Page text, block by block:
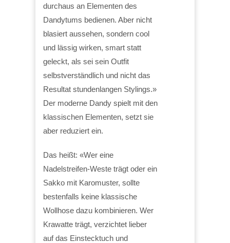
durchaus an Elementen des
Dandytums bedienen. Aber nicht
blasiert aussehen, sondern cool
und lässig wirken, smart statt
geleckt, als sei sein Outfit
selbstverständlich und nicht das
Resultat stundenlangen Stylings.»
Der moderne Dandy spielt mit den
klassischen Elementen, setzt sie
aber reduziert ein.
Das heißt: «Wer eine
Nadelstreifen-Weste trägt oder ein
Sakko mit Karomuster, sollte
bestenfalls keine klassische
Wollhose dazu kombinieren. Wer
Krawatte trägt, verzichtet lieber
auf das Einstecktuch und